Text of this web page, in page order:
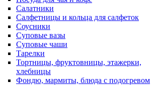
Салатники
Салфетницы и кольца для салфеток
Соусники
Суповые вазы
Суповые чаши
Тарелки
Тортницы, фруктовницы, этажерки,
хлебницы
Фондю, мармиты, блюда с подогревом